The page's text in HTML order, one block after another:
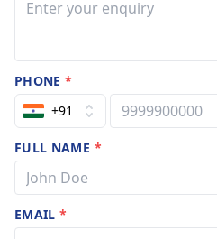
PHONE*
+91
FULL NAME *
EMAIL*